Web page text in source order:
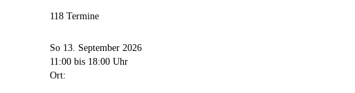
118 Termine
So 13. September 2026
11:00 bis 18:00 Uhr
Ort: